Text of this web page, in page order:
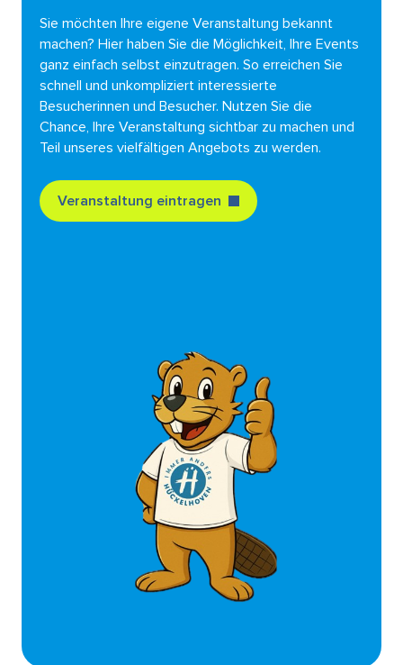
Sie möchten Ihre eigene Veranstaltung bekannt
machen? Hier haben Sie die Möglichkeit, Ihre Events
ganz einfach selbst einzutragen. So erreichen Sie
schnell und unkompliziert interessierte
Besucherinnen und Besucher. Nutzen Sie die
Chance, Ihre Veranstaltung sichtbar zu machen und
Teil unseres vielfältigen Angebots zu werden.
Veranstaltung eintragen